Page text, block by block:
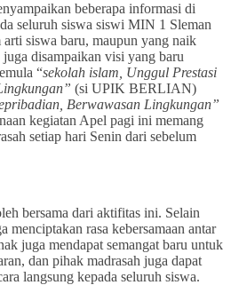
beberapa informasi di
seluruh siswa siswi MIN 1 Sleman
siswa baru, maupun yang naik
disampaikan visi yang baru
“sekolah islam, Unggul Prestasi
(si UPIK BERLIAN)
Berwawasan Lingkungan”
kegiatan Apel pagi ini memang
setiap hari Senin dari sebelum
bersama dari aktifitas ini. Selain
menciptakan rasa kebersamaan antar
juga mendapat semangat baru untuk
dan pihak madrasah juga dapat
langsung kepada seluruh siswa.